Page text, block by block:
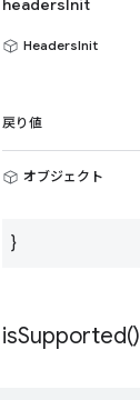
headersInit
HeadersInit
戻り値
オブジェクト
}
isSupported()